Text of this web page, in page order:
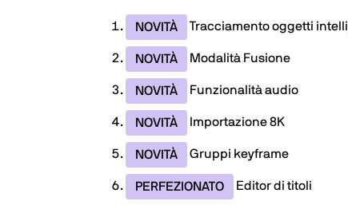
NOVITÀ Tracciamento oggetti
NOVITÀ Modalità Fusione
NOVITÀ Funzionalità audio
NOVITÀ Importazione 8K
NOVITÀ Gruppi keyframe
PERFEZIONATO Editor di titoli